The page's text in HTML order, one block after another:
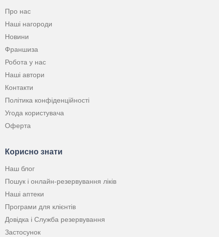
Про нас
Наші нагороди
Новини
Франшиза
Робота у нас
Наші автори
Контакти
Політика конфіденційності
Угода користувача
Оферта
Корисно знати
Наш блог
Пошук і онлайн-резервування ліків
Наші аптеки
Програми для клієнтів
Довідка і Служба резервування
Застосунок